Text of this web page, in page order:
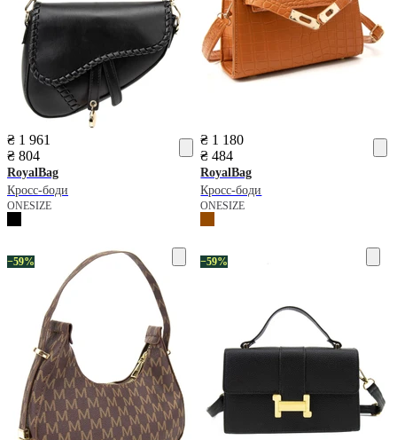
₴ 1 961
₴ 804
RoyalBag
Кросс-боди
ONESIZE
₴ 1 180
₴ 484
RoyalBag
Кросс-боди
ONESIZE
−59% −59%